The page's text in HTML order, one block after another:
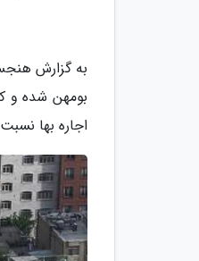
به گزارش
بومهن شده و
اجاره بها